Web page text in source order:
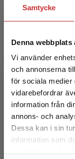
Samtycke
Denna webbplats
Vi använder
och annonserna
för sociala medier
vidarebefordrar
information från
annons- och
Dessa kan i sin
information som
Det verkar